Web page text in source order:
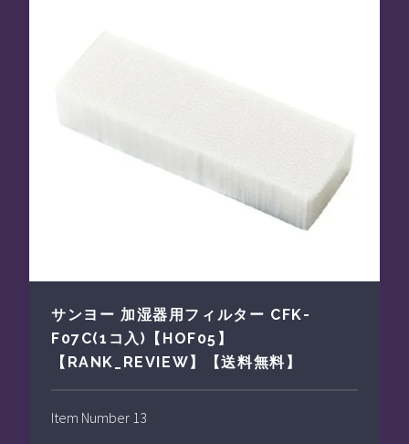
サンヨー 加湿器用フィルター CFK-
F07C(1コ入)【HOF05】
【RANK_REVIEW】【送料無料】
Item Number 13